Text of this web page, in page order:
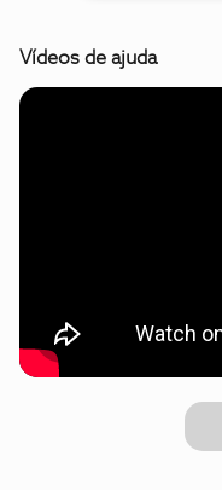
Vídeos de ajuda